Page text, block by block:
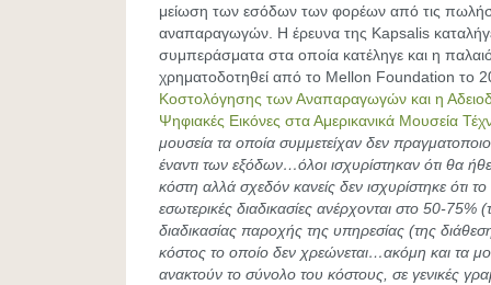
μείωση των εσόδων των φορέων από τις
αναπαραγωγών. Η έρευνα της Kapsalis
συμπεράσματα στα οποία κατέληγε και η
χρηματοδοτηθεί από το Mellon Foundation το
Κοστολόγησης των Αναπαραγωγών και η
Ψηφιακές Εικόνες στα Αμερικανικά Μουσεία
μουσεία τα οποία συμμετείχαν δεν
έναντι των εξόδων…όλοι ισχυρίστηκαν ότι θα
κόστη αλλά σχεδόν κανείς δεν ισχυρίστηκε ότι το
εσωτερικές διαδικασίες ανέρχονται στο 50-75%
διαδικασίας παροχής της υπηρεσίας (της
κόστος το οποίο δεν χρεώνεται…ακόμη και τα
ανακτούν το σύνολο του κόστους, σε γενικές